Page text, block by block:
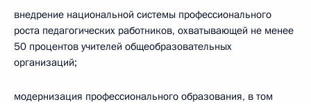
внедрение национальной системы профессионального
роста педагогических работников, охватывающей не менее
50 процентов учителей общеобразовательных
организаций;
модернизация профессионального образования, в том